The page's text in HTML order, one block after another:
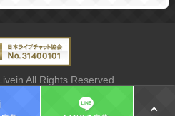
All Rights Reserved.